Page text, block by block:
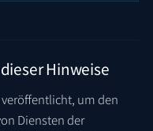
Hinweise
um den
Diensten der